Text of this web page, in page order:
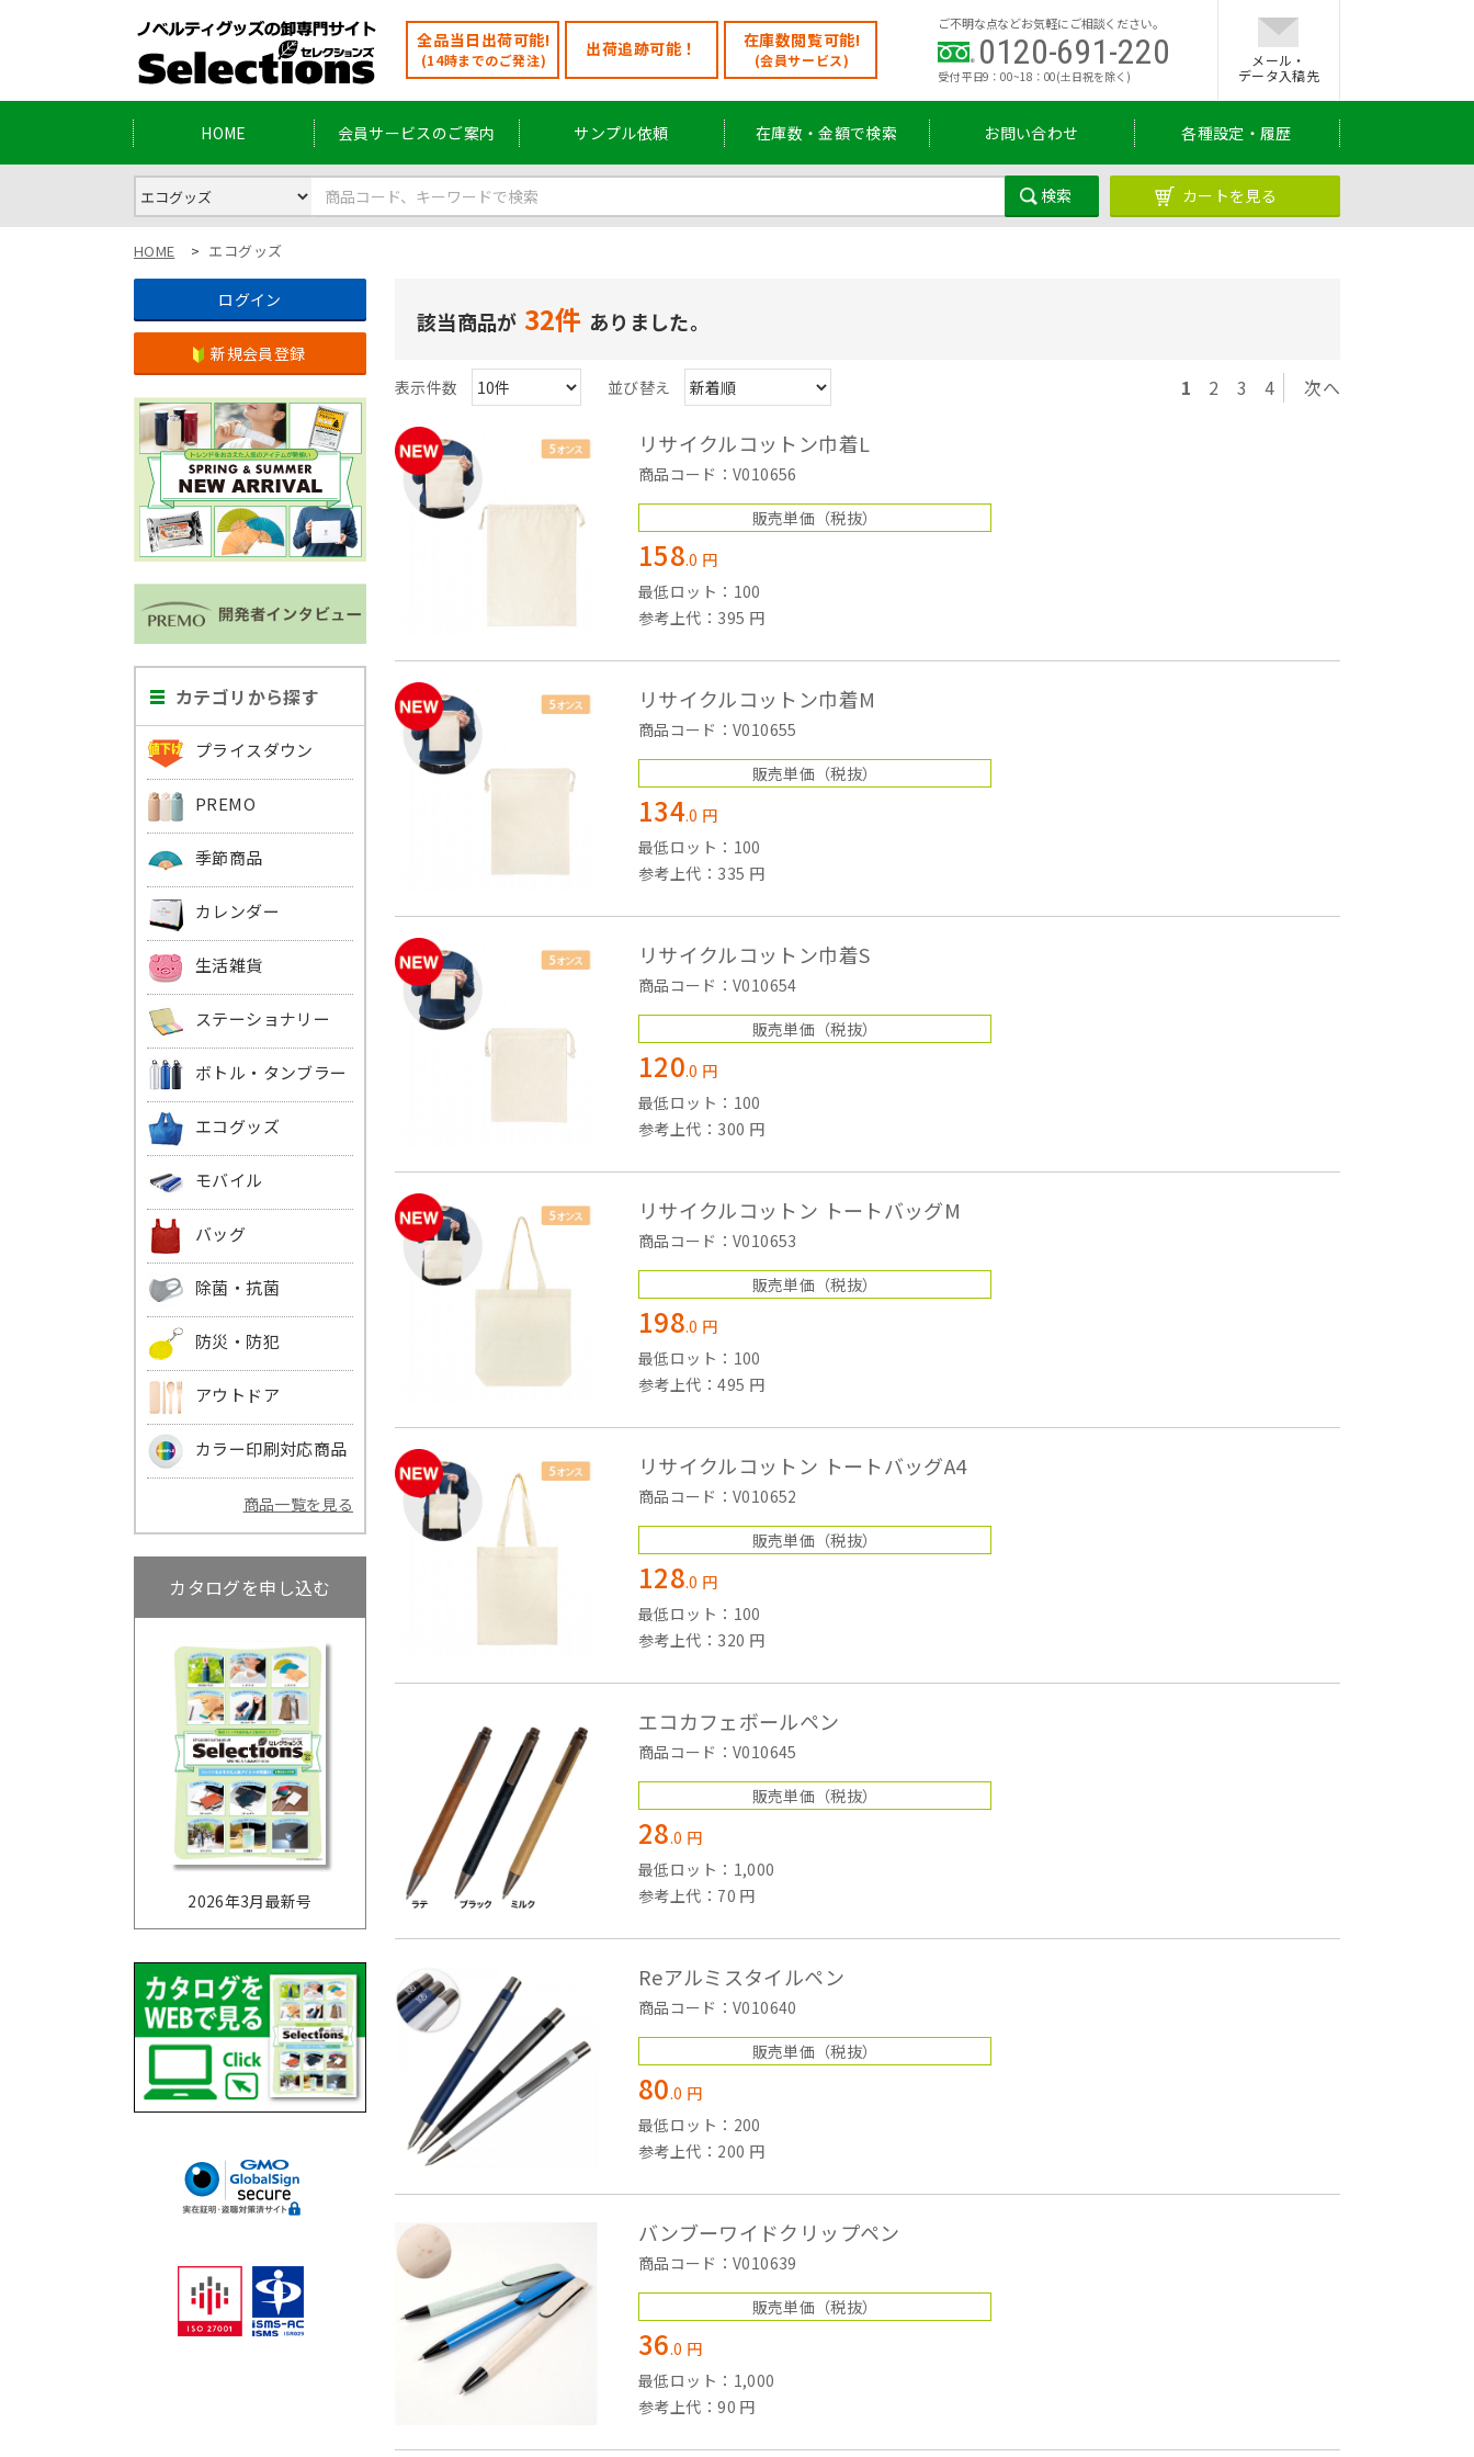
全品当日出荷可能!
(14時までのご発注)
出荷追跡可能！ 在庫数閲覧可能!
(会員サービス)
ご不明な点などお気軽にご相談ください。
0120-691-220
受付 平日9：00~18：00(土日祝を除く)
メール・
データ入稿先
HOME 会員サービスのご案内 サンプル依頼 在庫数・金額で検索 お問い合わせ 各種設定・履歴
カートを見る
HOME エコグッズ
該当商品が 32件 ありました。
表示件数 並び替え 1 2 3 4 次へ
リサイクルコットン巾着L
商品コード：V010656
販売単価 （税抜）
158.0 円
最低ロット：100
参考上代：395 円
リサイクルコットン巾着M
商品コード：V010655
販売単価 （税抜）
134.0 円
最低ロット：100
参考上代：335 円
リサイクルコットン巾着S
商品コード：V010654
販売単価 （税抜）
120.0 円
最低ロット：100
参考上代：300 円
リサイクルコットン トートバッグM
商品コード：V010653
販売単価 （税抜）
198.0 円
最低ロット：100
参考上代：495 円
リサイクルコットン トートバッグA4
商品コード：V010652
販売単価 （税抜）
128.0 円
最低ロット：100
参考上代：320 円
エコカフェボールペン
商品コード：V010645
販売単価 （税抜）
28.0 円
最低ロット：1,000
参考上代：70 円
Reアルミスタイルペン
商品コード：V010640
販売単価 （税抜）
80.0 円
最低ロット：200
参考上代：200 円
バンブーワイドクリップペン
商品コード：V010639
販売単価 （税抜）
36.0 円
最低ロット：1,000
参考上代：90 円
ログイン
新規会員登録
カテゴリから探す
プライスダウン
PREMO
季節商品
カレンダー
生活雑貨
ステーショナリー
ボトル・タンブラー
エコグッズ
モバイル
バッグ
除菌・抗菌
防災・防犯
アウトドア
カラー印刷対応商品
商品一覧を見る
カタログを申し込む
2026年3月最新号